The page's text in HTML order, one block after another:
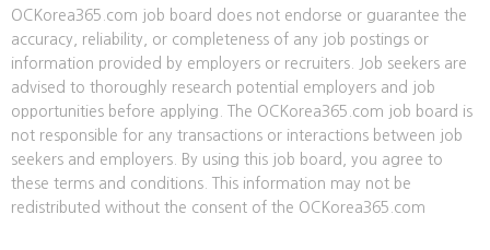
OCKorea365.com job board does not endorse or guarantee the
accuracy, reliability, or completeness of any job postings or
information provided by employers or recruiters. Job seekers are
advised to thoroughly research potential employers and job
opportunities before applying. The OCKorea365.com job board is
not responsible for any transactions or interactions between job
seekers and employers. By using this job board, you agree to
these terms and conditions. This information may not be
redistributed without the consent of the OCKorea365.com